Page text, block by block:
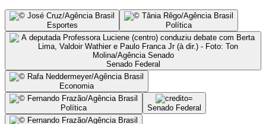
Esportes Política
Senado Federal
Economia
Política Senado Federal